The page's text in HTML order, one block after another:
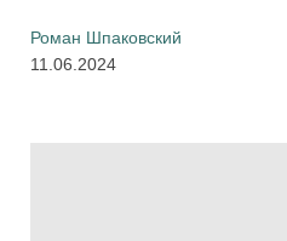
Роман Шпаковский
11.06.2024